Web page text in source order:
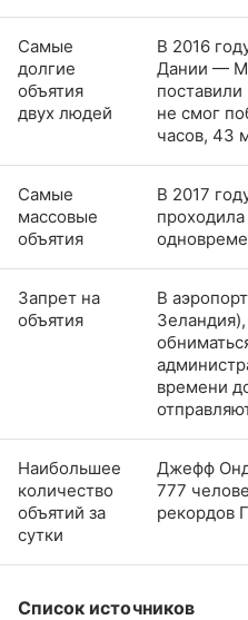
Самые
долгие
объятия
двух людей
В 2016
Дании —
не смог
часов, 43
Самые
массовые
объятия
В 2017
Запрет на
объятия
В
времени
Наибольшее
количество
объятий за
сутки
Джефф
777
рекордов
Список источников